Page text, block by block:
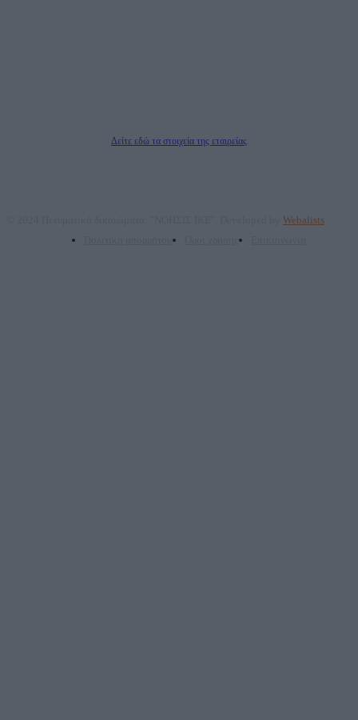
Δείτε εδώ τα στοιχεία της εταιρείας
Webalists